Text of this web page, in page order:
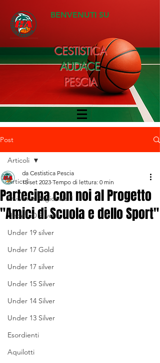
BENVENUTI SU
CESTISTICA
AUDACE
PESCIA
Post
Articoli
Divisione Regionale 1
Under 20 Silver
Under 19 silver
Under 17 Gold
Under 17 silver
Under 15 Silver
Under 14 Silver
Under 13 Silver
Esordienti
Aquilotti
Articoli
Partecipa con noi al Progetto
"Amici di Scuola e dello Sport"
da Cestistica Pescia
15 set 2023 Tempo di lettura: 0 min